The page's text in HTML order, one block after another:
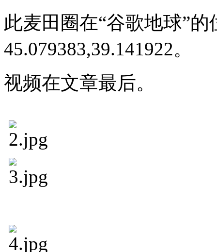
此麦田圈在“谷歌地球”
45.079383,39.141922。
视频在文章最后。